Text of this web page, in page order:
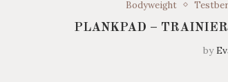
Bodyweight
PLANKPAD –
by